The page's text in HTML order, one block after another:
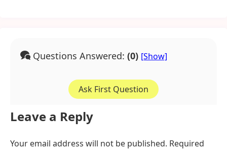
Questions Answered: (0)
Ask First Question
Leave a Reply
Your email address will not be published. Required